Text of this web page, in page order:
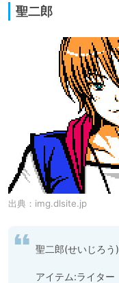
聖二郎
出典： img.dlsite.jp
聖二郎(せいじろう)
アイテム:ライター